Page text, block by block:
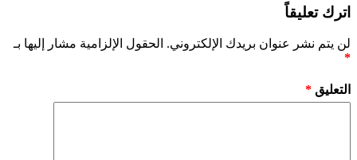
اترك تعليقاً
لن يتم نشر عنوان بريدك الإلكتروني. الحقول الإلزامية مشار إليها بـ
*
التعليق *